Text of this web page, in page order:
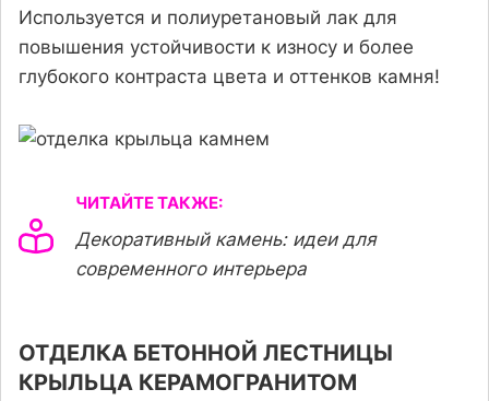
Используется и полиуретановый лак для
повышения устойчивости к износу и более
глубокого контраста цвета и оттенков камня!
ЧИТАЙТЕ ТАКЖЕ:
Декоративный камень: идеи для
современного интерьера
ОТДЕЛКА БЕТОННОЙ ЛЕСТНИЦЫ
КРЫЛЬЦА КЕРАМОГРАНИТОМ